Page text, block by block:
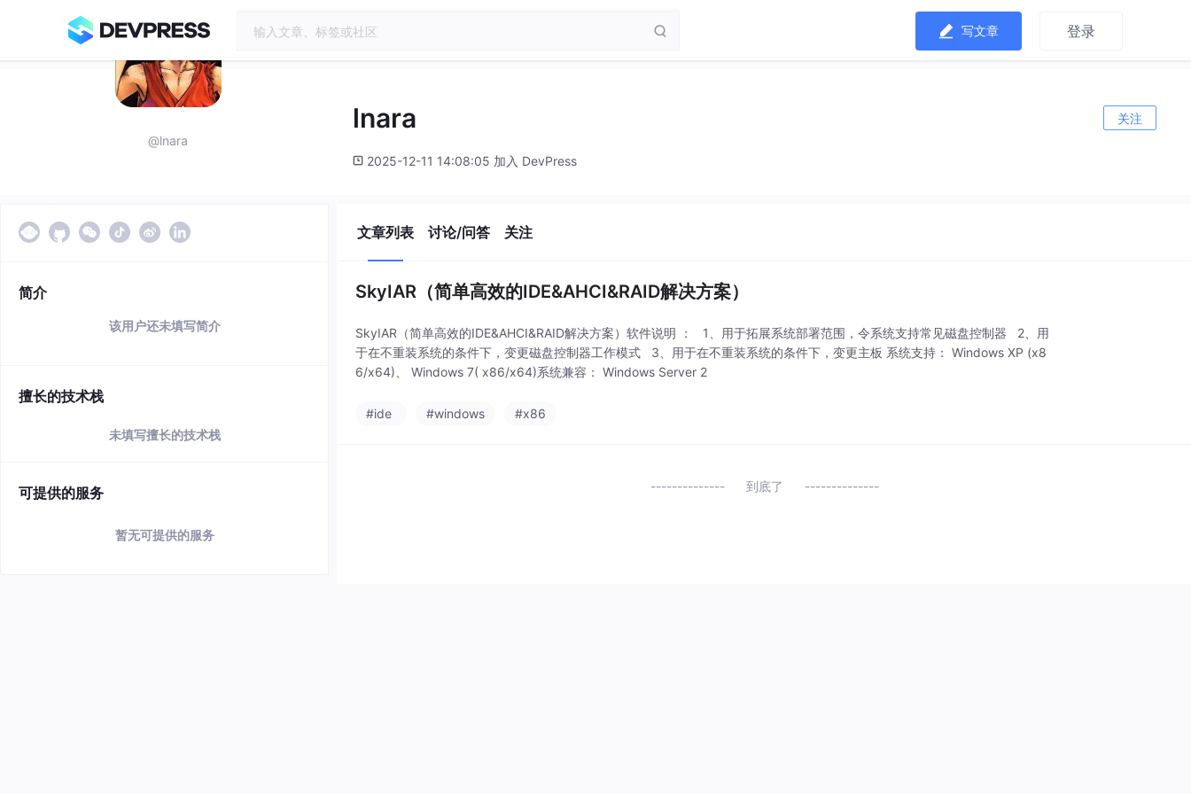
写文章 登录
@lnara
lnara 关注
2025-12-11 14:08:05 加入 DevPress
简介
该用户还未填写简介
擅长的技术栈
未填写擅长的技术栈
可提供的服务
暂无可提供的服务
文章列表 讨论/问答 关注
SkyIAR（简单高效的IDE&AHCI&RAID解决方案）
SkyIAR（简单高效的IDE&AHCI&RAID解决方案）软件说明 ： 1、用于拓展系统部署范围，令系统支持常见磁盘控制器 2、用
于在不重装系统的条件下，变更磁盘控制器工作模式 3、用于在不重装系统的条件下，变更主板 系统支持： Windows XP (x8
6/x64)、 Windows 7( x86/x64)系统兼容： Windows Server 2
#ide #windows #x86
到底了